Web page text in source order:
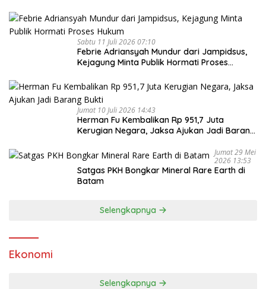
Sabtu 11 Juli 2026 07:10
Febrie Adriansyah Mundur dari Jampidsus,
Kejagung Minta Publik Hormati Proses
Jumat 10 Juli 2026 14:43
Herman Fu Kembalikan Rp 951,7 Juta
Kerugian Negara, Jaksa Ajukan Jadi Barang
Jumat 29 Mei
2026 13:53
Satgas PKH Bongkar Mineral Rare Earth di
Selengkapnya
Ekonomi
Selengkapnya